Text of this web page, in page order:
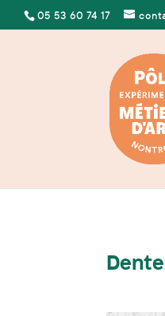
05 53 60 74 17